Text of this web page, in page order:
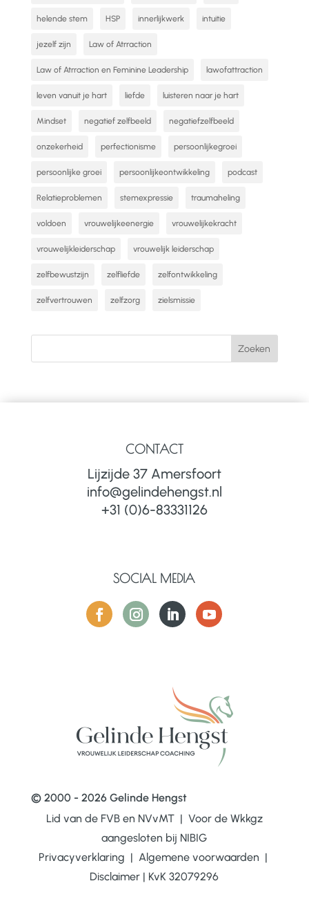
helende stem HSP innerlijkwerk intuitie
jezelf zijn Law of Atrraction
Law of Atrraction en Feminine Leadership lawofattraction
leven vanuit je hart liefde luisteren naar je hart
Mindset negatief zelfbeeld negatiefzelfbeeld
onzekerheid perfectionisme persoonlijkegroei
persoonlijke groei persoonlijkeontwikkeling podcast
Relatieproblemen stemexpressie traumaheling
voldoen vrouwelijkeenergie vrouwelijkekracht
vrouwelijkleiderschap vrouwelijk leiderschap
zelfbewustzijn zelfliefde zelfontwikkeling
zelfvertrouwen zelfzorg zielsmissie
CONTACT
Lijzijde 37 Amersfoort
info@gelindehengst.nl
+31 (0)6-83331126
SOCIAL MEDIA
© 2000 - 2026 Gelinde Hengst
Lid van de FVB en NVvMT | Voor de Wkkgz
aangesloten bij NIBIG
Privacyverklaring | Algemene voorwaarden |
Disclaimer | KvK 32079296